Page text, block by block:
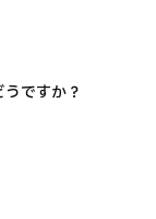
ですか？